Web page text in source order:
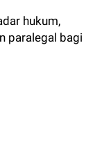
hukum,
paralegal bagi